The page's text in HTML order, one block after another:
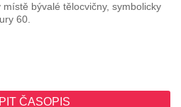
bývalé tělocvičny, symbolicky
60.
ČASOPIS